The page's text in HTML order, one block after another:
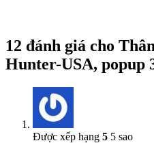
12 đánh giá cho
Hunter-USA, popup
Được xếp hạng 5 5 sao